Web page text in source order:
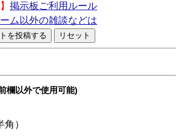
掲示板ご利用ルール
ム以外の雑談などは
欄以外で使用可能)
）